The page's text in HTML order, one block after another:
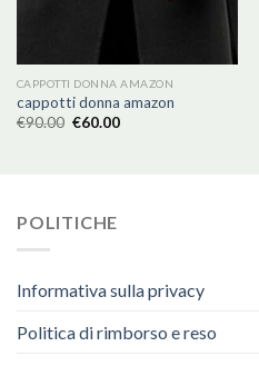
CAPPOTTI DONNA AMAZON
cappotti donna amazon
€90.00 €60.00
POLITICHE
Informativa sulla privacy
Politica di rimborso e reso